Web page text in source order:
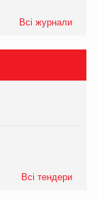
Всі журнали
Всі тендери